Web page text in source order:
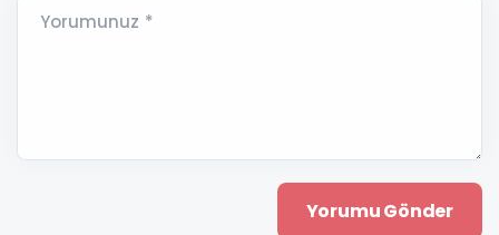
Yorumunuz *